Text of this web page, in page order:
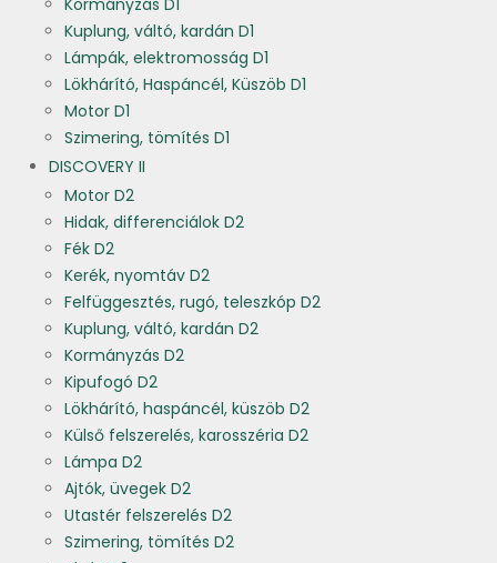
Kormányzás D1
Kuplung, váltó, kardán D1
Lámpák, elektromosság D1
Lökhárító, Haspáncél, Küszöb D1
Motor D1
Szimering, tömítés D1
DISCOVERY II
Motor D2
Hidak, differenciálok D2
Fék D2
Kerék, nyomtáv D2
Felfüggesztés, rugó, teleszkóp D2
Kuplung, váltó, kardán D2
Kormányzás D2
Kipufogó D2
Lökhárító, haspáncél, küszöb D2
Külső felszerelés, karosszéria D2
Lámpa D2
Ajtók, üvegek D2
Utastér felszerelés D2
Szimering, tömítés D2